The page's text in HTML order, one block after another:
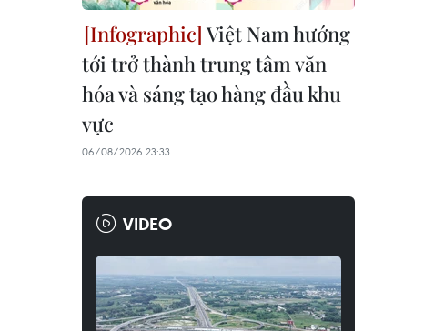
Việt Nam hướng
tới trở thành trung tâm văn
hóa và sáng tạo hàng đầu khu
vực
06/08/2026 23:33
VIDEO